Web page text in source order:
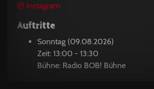
Instagram
Auftritte
Sonntag (09.08.2026)
Zeit: 13:00 - 13:30
Bühne: Radio BOB! Bühne